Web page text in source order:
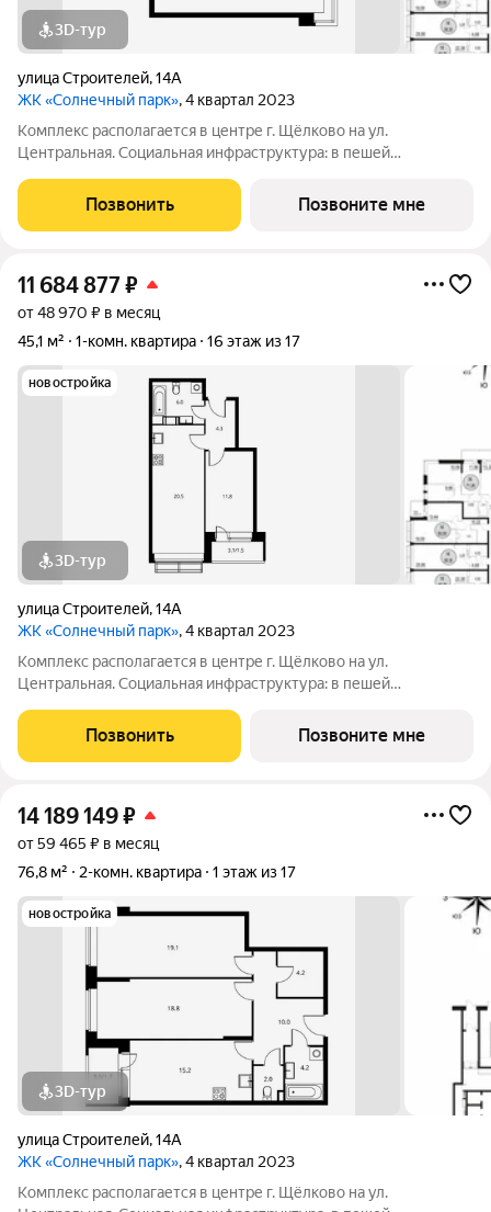
3D-тур
улица Строителей,14А
ЖК «Солнечный парк», 4 квартал 2023
Комплекс располагается в центре г. Щёлково на ул.
Центральная. Социальная инфраструктура: в пешей
инфраструктура: рядом с жилым комплексом расположены
продуктовые супермаркеты, салоны красоты и
Позвонить Позвоните мне
11 684 877₽
от 48 970 ₽ в месяц
45,1 м²
1-комн. квартира 16 этаж из 17
новостройка
3D-тур
улица Строителей,14А
ЖК «Солнечный парк», 4 квартал 2023
Комплекс располагается в центре г. Щёлково на ул.
Центральная. Социальная инфраструктура: в пешей
инфраструктура: рядом с жилым комплексом расположены
продуктовые супермаркеты, салоны красоты и
Позвонить Позвоните мне
14 189 149₽
от 59 465 ₽ в месяц
76,8 м²
2-комн. квартира 1 этаж из 17
новостройка
3D-тур
улица Строителей,14А
ЖК «Солнечный парк», 4 квартал 2023
Комплекс располагается в центре г. Щёлково на ул.